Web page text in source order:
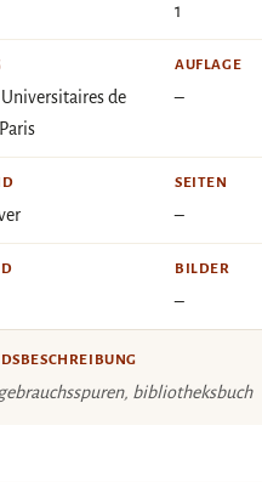
1
Universitaires de
AUFLAGE
–
SEITEN
–
BILDER
–
bibliotheksbuch